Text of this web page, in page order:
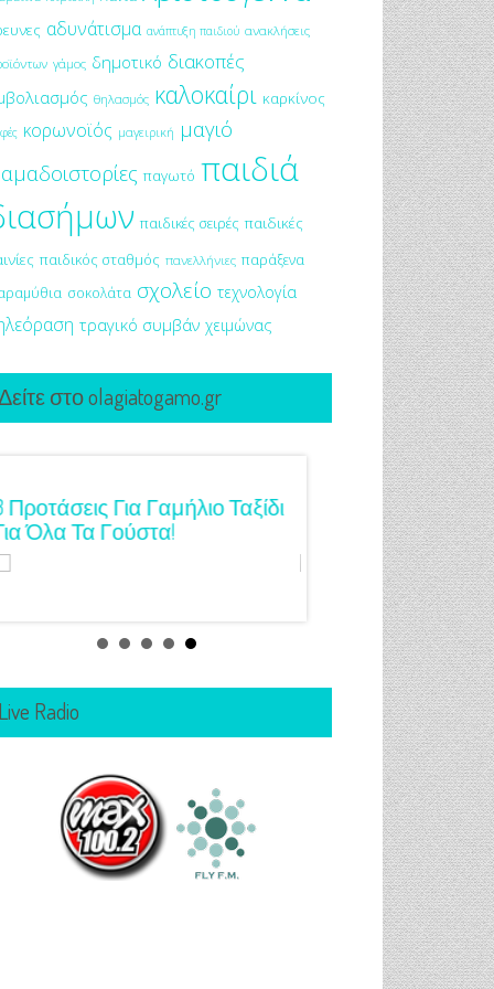
αδυνάτισμα ανάπτυξη παιδιού ανακλήσεις
γάμος δημοτικό διακοπές
θηλασμός καλοκαίρι καρκίνος
κορωνοϊός μαγειρική μαγιό
παγωτό παιδιά
παιδικές σειρές παιδικές
παιδικός σταθμός πανελλήνιες παράξενα
σοκολάτα σχολείο τεχνολογία
τραγικό συμβάν χειμώνας
στο olagiatogamo.gr
Προτάσεις Για Γαμήλιο Ταξίδι
Όλα Τα Γούστα!
Πρωτότυπες Ιδέες
Μανικιούρ!
Live Radio